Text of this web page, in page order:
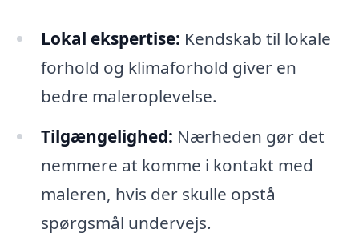
Lokal ekspertise: Kendskab til lokale
forhold og klimaforhold giver en
bedre maleroplevelse.
Tilgængelighed: Nærheden gør det
nemmere at komme i kontakt med
maleren, hvis der skulle opstå
spørgsmål undervejs.